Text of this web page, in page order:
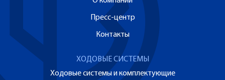
Пресс-центр
Контакты
ХОДОВЫЕ СИСТЕМЫ
Ходовые системы и комплектующие